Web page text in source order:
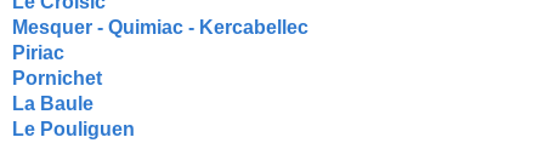
Mesquer - Quimiac - Kercabellec
Piriac
Pornichet
La Baule
Le Pouliguen